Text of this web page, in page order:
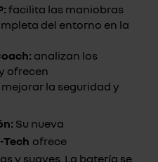
facilita las maniobras
del entorno en la
analizan los
ofrecen
la seguridad y
Su nueva
Tech ofrece
y suaves. La batería se